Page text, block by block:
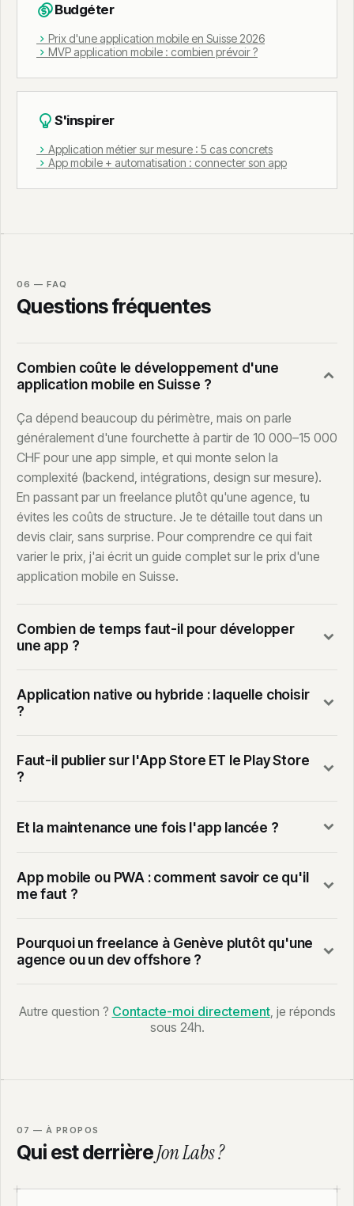
Budgéter
Prix d'une application mobile en Suisse 2026
MVP application mobile : combien prévoir ?
S'inspirer
Application métier sur mesure : 5 cas concrets
App mobile + automatisation : connecter son app
06 — FAQ
Questions fréquentes
Combien coûte le développement d'une
application mobile en Suisse ?
Ça dépend beaucoup du périmètre, mais on parle
généralement d'une fourchette à partir de 10 000–15 000
CHF pour une app simple, et qui monte selon la
complexité (backend, intégrations, design sur mesure).
En passant par un freelance plutôt qu'une agence, tu
évites les coûts de structure. Je te détaille tout dans un
devis clair, sans surprise. Pour comprendre ce qui fait
varier le prix, j'ai écrit un guide complet sur le prix d'une
application mobile en Suisse.
Combien de temps faut-il pour développer
une app ?
Application native ou hybride : laquelle choisir
?
Faut-il publier sur l'App Store ET le Play Store
?
Et la maintenance une fois l'app lancée ?
App mobile ou PWA : comment savoir ce qu'il
me faut ?
Pourquoi un freelance à Genève plutôt qu'une
agence ou un dev offshore ?
Autre question ? Contacte-moi directement, je réponds
sous 24h.
07 — À PROPOS
Qui est derrièreJon Labs ?